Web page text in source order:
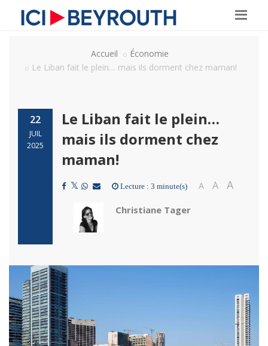
Accueil
Économie
Le Liban fait le plein… mais ils dorment chez maman!
22
JUIL
2025
Le Liban fait le plein…
mais ils dorment chez
maman!
Lecture : 3 minute(s) A A A
Christiane Tager